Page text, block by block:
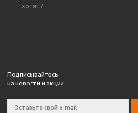
хотят?
Подписывайтесь
на новости и акции